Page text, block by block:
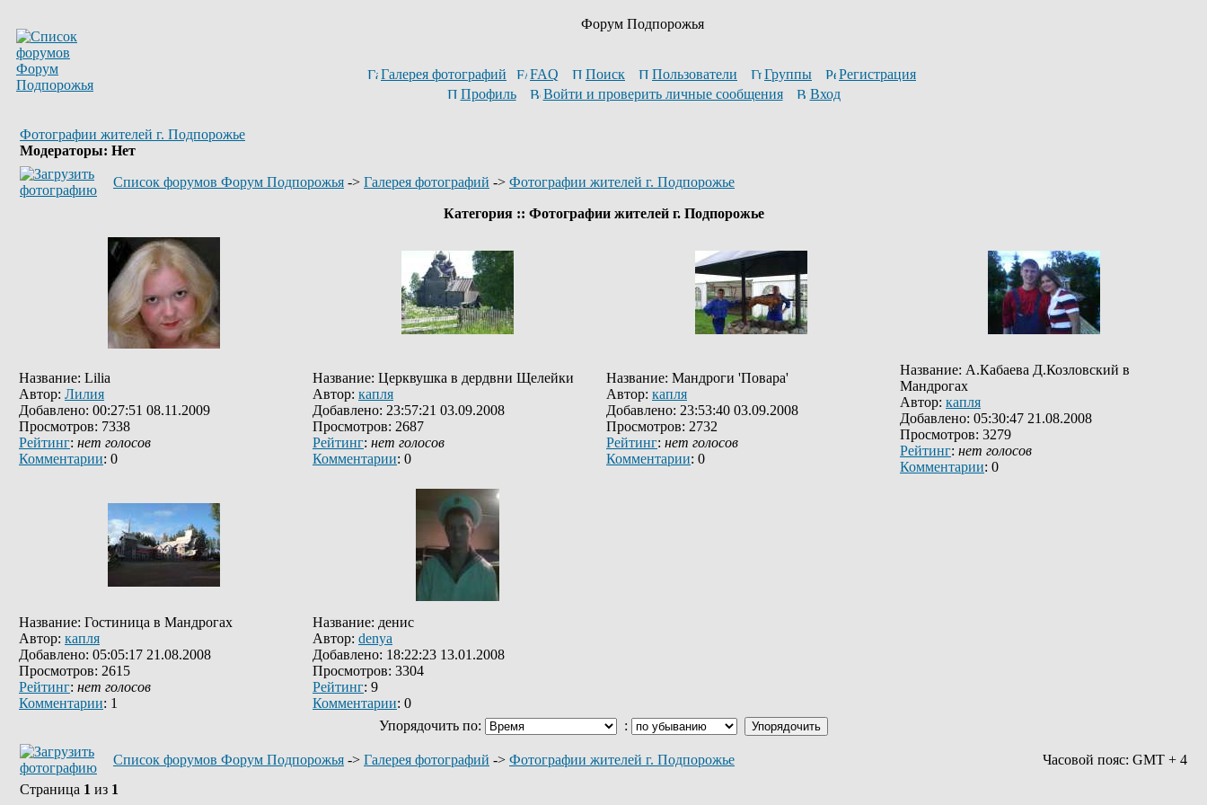
Форум Подпорожья
Галерея фотографий FAQ Поиск Пользователи Группы
Регистрация
Профиль
Войти и проверить личные сообщения Вход
Фотографии жителей г. Подпорожье
Модераторы: Нет
Список форумов Форум Подпорожья -> Галерея фотографий -> Фотографии жителей г. Подпорожье
Категория :: Фотографии жителей г. Подпорожье
Название: Lilia
Автор: Лилия
Добавлено: 00:27:51 08.11.2009
Просмотров: 7338
Рейтинг: нет голосов
Комментарии: 0
Название: Церквушка в дердвни Щелейки
Автор: капля
Добавлено: 23:57:21 03.09.2008
Просмотров: 2687
Рейтинг: нет голосов
Комментарии: 0
Название: Мандроги 'Повара'
Автор: капля
Добавлено: 23:53:40 03.09.2008
Просмотров: 2732
Рейтинг: нет голосов
Комментарии: 0
Название: А.Кабаева Д.Козловский в
Мандрогах
Автор: капля
Добавлено: 05:30:47 21.08.2008
Просмотров: 3279
Рейтинг: нет голосов
Комментарии: 0
Название: Гостиница в Мандрогах
Автор: капля
Добавлено: 05:05:17 21.08.2008
Просмотров: 2615
Рейтинг: нет голосов
Комментарии: 1
Название: денис
Автор: denya
Добавлено: 18:22:23 13.01.2008
Просмотров: 3304
Рейтинг: 9
Комментарии: 0
Упорядочить по:
:
Список форумов Форум Подпорожья -> Галерея фотографий -> Фотографии жителей г. Подпорожье
Часовой пояс: GMT + 4
Страница 1 из 1